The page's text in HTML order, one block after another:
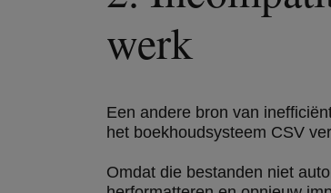
werk
Een andere bron van
het boekhoudsysteem CSV
Omdat die bestanden niet